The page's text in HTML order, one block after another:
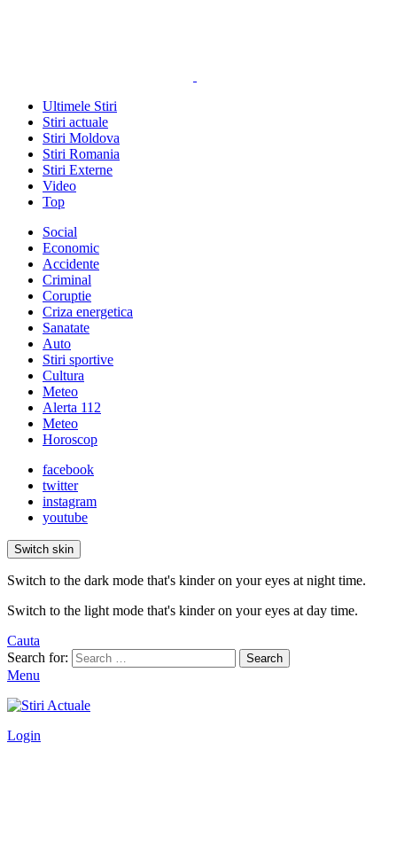
Ultimele Stiri
Stiri actuale
Stiri Moldova
Stiri Romania
Stiri Externe
Video
Top
Social
Economic
Accidente
Criminal
Coruptie
Criza energetica
Sanatate
Auto
Stiri sportive
Cultura
Meteo
Alerta 112
Meteo
Horoscop
facebook
twitter
instagram
youtube
Switch skin
Switch to the dark mode that's kinder on your eyes at night time.
Switch to the light mode that's kinder on your eyes at day time.
Cauta
Search for:
Search
Menu
Login